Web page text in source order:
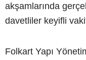
akşamlarında
davetliler keyifli
Folkart Yapı